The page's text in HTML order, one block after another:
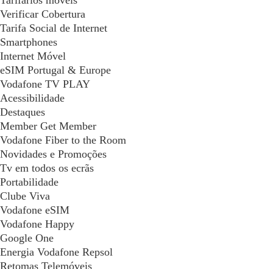
Verificar Cobertura
Tarifa Social de Internet
Smartphones
Internet Móvel
eSIM Portugal & Europe
Vodafone TV PLAY
Acessibilidade
Destaques
Member Get Member
Vodafone Fiber to the Room
Novidades e Promoções
Tv em todos os ecrãs
Portabilidade
Clube Viva
Vodafone eSIM
Vodafone Happy
Google One
Energia Vodafone Repsol
Retomas Telemóveis